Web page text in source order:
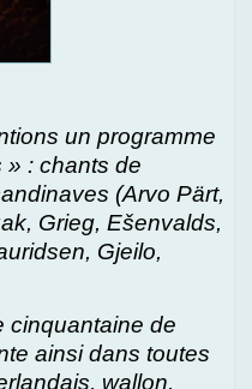
un programme
» : chants de
(Arvo Pärt,
Grieg, Ešenvalds,
Gjeilo,
cinquantaine de
ainsi dans toutes
wallon,